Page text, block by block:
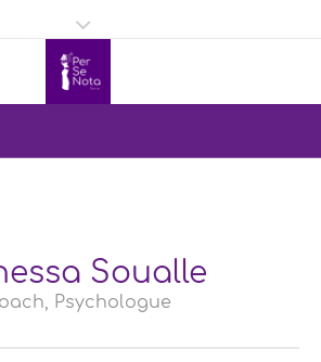
Soualle
Psychologue